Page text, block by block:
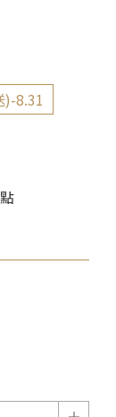
)-8.31